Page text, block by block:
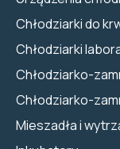
Chłodziarki do
Chłodziarki
Chłodziarko-
Chłodziarko-
Mieszadła i